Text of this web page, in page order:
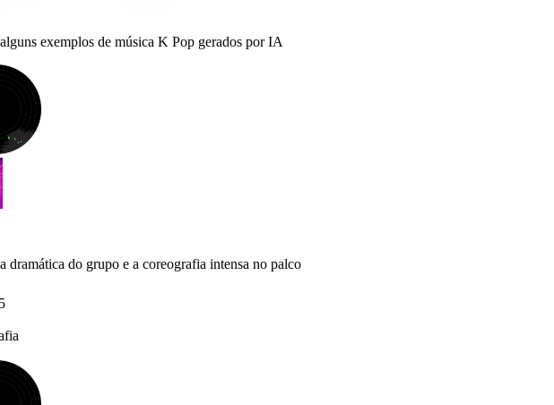
exemplos de música K Pop gerados por IA
dramática do grupo e a coreografia intensa no palco